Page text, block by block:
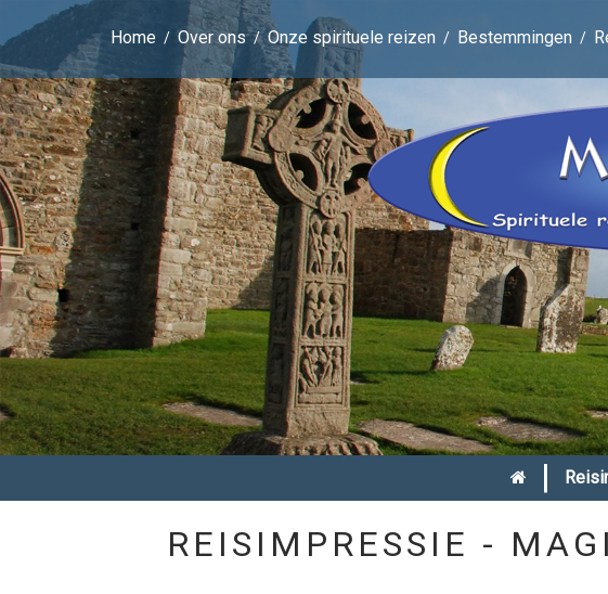
Home Over ons Onze spirituele reizen Bestemmingen
|
REISIMPRESSIE -